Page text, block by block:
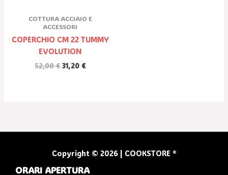
COTTURA ACCIAIO E
ACCESSORI
COPERCHIO CM 22 TUMMY
EVOLUTION
52,00€ 31,20 €
Copyright © 2026 | COOKSTORE ®
ORARI APERTURA